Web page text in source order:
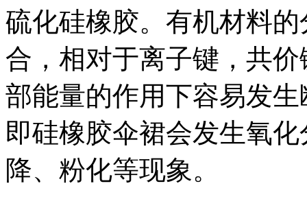
硫化硅橡胶。有机材料
合，相对于离子键 ，共
部能量的作用下容易发
即硅橡胶伞裙会发生氧
降、粉化等现象。